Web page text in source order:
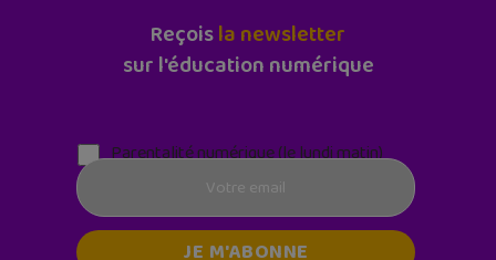
Reçoisla newsletter
sur l'éducation numérique
Parentalité numérique (le lundi matin)